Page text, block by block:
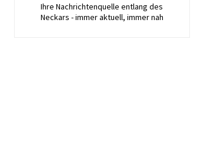
Ihre Nachrichtenquelle entlang des
Neckars - immer aktuell, immer nah